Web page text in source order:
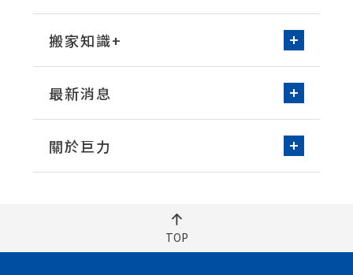
空屋清潔
洗衣機清潔
床墊清潔
新竹
台中
台南
線上諮詢
搬家知識+
常見問題知識
搬家實際案例
最新消息
媒體報導
關於巨力
人員招募
TOP